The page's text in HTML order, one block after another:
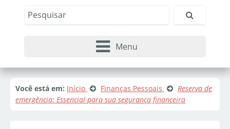
Menu
Você está em: Início Finanças Pessoais
Reserva de
emergência: Essencial para sua segurança financeira